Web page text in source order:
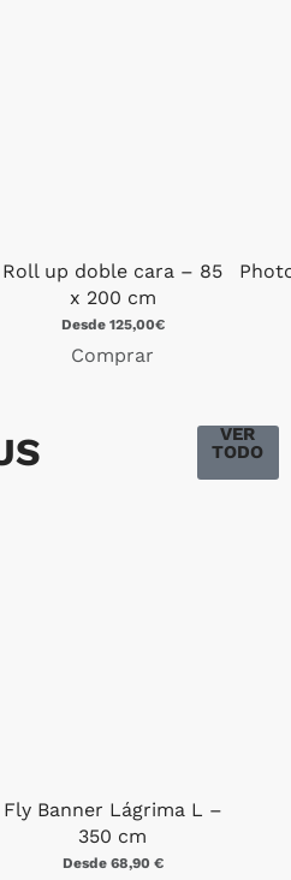
Roll up doble cara – 85
x 200 cm
Desde 125,00€
Comprar
VER
TODO
Fly Banner Lágrima L –
350 cm
Desde 68,90 €